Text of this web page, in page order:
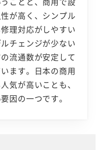
が高く、シンプル
理対応がしやすい
チェンジが少ない
流通数が安定して
ます。日本の商用
気が高いことも、
因の一つです。